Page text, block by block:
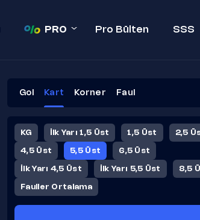
PRO Pro Bülten SSS
Gol Kart Korner Faul
KG İlk Yarı 1,5 Üst 1,5 Üst 2,5
4,5 Üst 5,5 Üst 6,5 Üst
İlk Yarı 4,5 Üst İlk Yarı 5,5 Üst 8,5
Fauller Ortalama